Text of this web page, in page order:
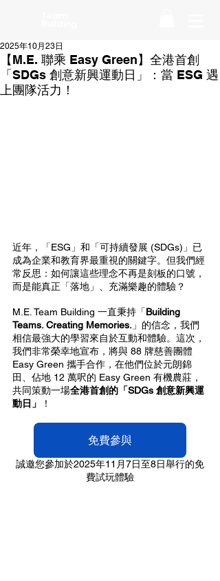
【M.E. 聯乘 Easy Green】全港首創
「SDGs 創意新興運動日」：當 ESG 遇
上團隊活力！
2025年10月23日
近年，「ESG」和「可持續發展 (SDGs)」已
成為企業和教育界最重視的關鍵字。但我們經
常反思：如何讓這些理念不再是刻板的口號，
而是能真正「落地」、充滿樂趣的體驗？
M.E. Team Building 一直秉持「Building
Teams. Creating Memories. 」的信念，我們
相信最強大的學習來自於互動和體驗。這次，
我們非常榮幸地宣布，將與 88 牌慈善團體
Easy Green 攜手合作，在他們位於元朗錦
田、佔地 12 萬呎的 Easy Green 有機農莊，
共同策動一場全港首創的「SDGs 創意新興運
動日」
！
免費參與
誠邀您參加於2025年11月7日至8日舉行的免
費試玩體驗